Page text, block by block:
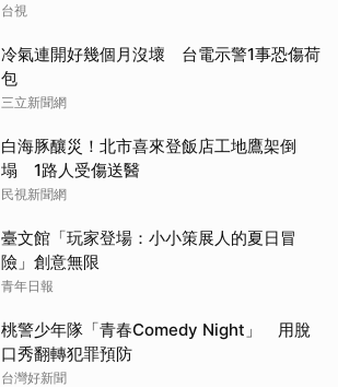
台視
冷氣連開好幾個月沒壞 台電示警1事恐傷荷
包
三立新聞網
白海豚釀災！北市喜來登飯店工地鷹架倒
塌 1路人受傷送醫
民視新聞網
臺文館「玩家登場：小小策展人的夏日冒
險」創意無限
青年日報
桃警少年隊「青春Comedy Night」 用脫
口秀翻轉犯罪預防
台灣好新聞